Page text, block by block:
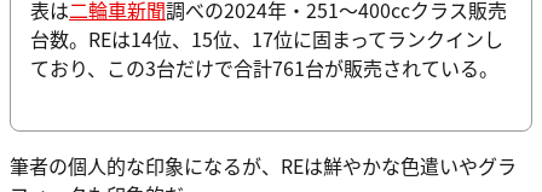
表は二輪車新聞調べの2024年・251〜400ccクラス販売
台数。REは14位、15位、17位に固まってランクインし
ており、この3台だけで合計761台が販売されている。
筆者の個人的な印象になるが、REは鮮やかな色遣いやグラ